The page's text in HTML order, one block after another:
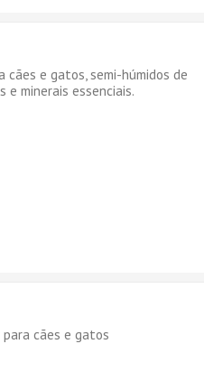
e gatos, semi-húmidos de
e minerais essenciais.
cães e gatos